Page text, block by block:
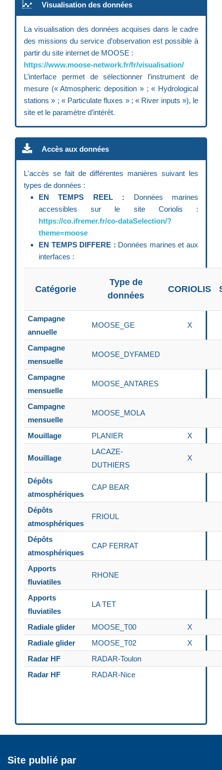
Visualisation des données
La visualisation des données acquises dans le cadre
des missions du service d’observation est possible à
partir du site internet de MOOSE :
https://www.moose-network.fr/fr/visualisation/
L’interface permet de sélectionner l’instrument de
mesure (« Atmospheric deposition » ; « Hydrological
stations » ; « Particulate fluxes » ; « River inputs »), le
site et le paramètre d’intérêt.
Accès aux données
L'accès se fait de différentes manières suivant les
types de données :
EN TEMPS REEL : Données marines
accessibles sur le site Coriolis :
https://co.ifremer.fr/co-dataSelection/?
theme=moose
EN TEMPS DIFFERE : Données marines et aux
interfaces :
Catégorie
Type de
données
CORIOLIS
Campagne
annuelle
MOOSE_GE X
Campagne
mensuelle
MOOSE_DYFAMED
Campagne
mensuelle
MOOSE_ANTARES
Campagne
mensuelle
MOOSE_MOLA
Mouillage PLANIER X
Mouillage
LACAZE-
DUTHIERS
X
Dépôts
atmosphériques
CAP BEAR
Dépôts
atmosphériques
FRIOUL
Dépôts
atmosphériques
CAP FERRAT
Apports
fluviatiles
RHONE
Apports
fluviatiles
LA TET
Radiale glider MOOSE_T00
X
Radiale glider
MOOSE_T02
X
Radar HF
RADAR-Toulon
Radar HF
RADAR-Nice
Site publié par